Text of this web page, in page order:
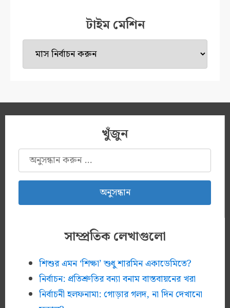
টাইম মেশিন
টাইম
মেশিন
খুঁজুন
অনুসন্ধানঃ
সাম্প্রতিক লেখাগুলো
শিশুর এমন ‘শিক্ষা’ শুধু শারমিন একাডেমিতে?
নির্বাচন: প্রতিশ্রুতির বন্যা বনাম বাস্তবায়নের খরা
নির্বাচনী হলফনামা: গোড়ার গলদ, না দিন দেখানো